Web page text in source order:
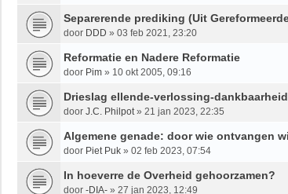
Separerende prediking (Uit
door DDD » 03 feb 2021, 23:20
Reformatie en Nadere Reformatie
door Pim » 10 okt 2005, 09:16
Drieslag ellende-verlossing-
door J.C. Philpot» 21 jan 2023, 22:35
Algemene genade: door wie ontvangen
door Piet Puk » 02 feb 2023, 07:54
In hoeverre de Overheid gehoorzamen?
door -DIA- » 27 jan 2023, 12:49